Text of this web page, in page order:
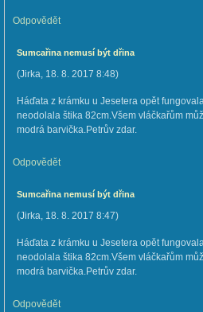
Odpovědět
Sumcařina nemusí být dřina
(Jirka, 18. 8. 2017 8:48)
Háďata z krámku u Jesetera opět
neodolala štika 82cm.Všem vláčkařům
modrá barvička.Petrův zdar.
Odpovědět
Sumcařina nemusí být dřina
(Jirka, 18. 8. 2017 8:47)
Háďata z krámku u Jesetera opět
neodolala štika 82cm.Všem vláčkařům
modrá barvička.Petrův zdar.
Odpovědět